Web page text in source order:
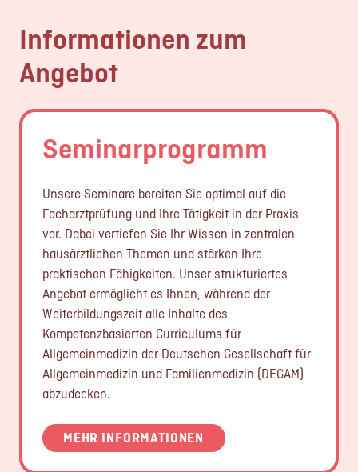
Informationen zum
Angebot
Seminarprogramm
Unsere Seminare bereiten Sie optimal auf die
Facharztprüfung und Ihre Tätigkeit in der Praxis
vor. Dabei vertiefen Sie Ihr Wissen in zentralen
hausärztlichen Themen und stärken Ihre
praktischen Fähigkeiten. Unser strukturiertes
Angebot ermöglicht es Ihnen, während der
Weiterbildungszeit alle Inhalte des
Kompetenzbasierten Curriculums für
Allgemeinmedizin der Deutschen Gesellschaft für
Allgemeinmedizin und Familienmedizin (DEGAM)
abzudecken.
MEHR INFORMATIONEN